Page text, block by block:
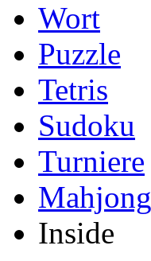
Wort
Puzzle
Tetris
Sudoku
Turniere
Mahjong
Inside